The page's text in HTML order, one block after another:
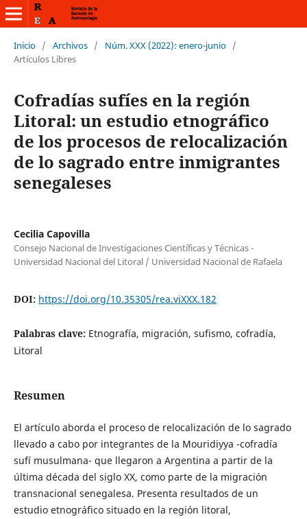
Inicio / Archivos / Núm. XXX (2022): enero-junio /
Artículos Libres
Cofradías sufíes en la región
Litoral: un estudio etnográfico
de los procesos de relocalización
de lo sagrado entre inmigrantes
senegaleses
Cecilia Capovilla
Consejo Nacional de Investigaciones Científicas y Técnicas -
Universidad Nacional del Litoral / Universidad Nacional de Rafaela
DOI: https://doi.org/10.35305/rea.viXXX.182
Palabras clave: Etnografía, migración, sufismo, cofradía,
Litoral
Resumen
El artículo aborda el proceso de relocalización de lo sagrado
llevado a cabo por integrantes de la Mouridiyya -cofradía
sufí musulmana- que llegaron a Argentina a partir de la
última década del siglo XX, como parte de la migración
transnacional senegalesa. Presenta resultados de un
estudio etnográfico situado en la región litoral,